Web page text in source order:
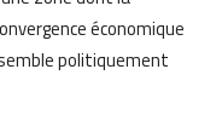
économique
politiquement